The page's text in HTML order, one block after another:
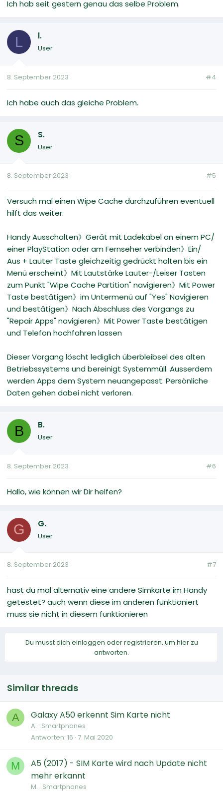
Ich hab seit gestern genau das selbe Problem.
L l.
User
8. September 2023 #4
Ich habe auch das gleiche Problem.
S S.
User
8. September 2023 #5
Versuch mal einen Wipe Cache durchzuführen eventuell
hilft das weiter:
Handy Ausschalten》Gerät mit Ladekabel an einem PC/
einer PlayStation oder am Fernseher verbinden》Ein/
Aus + Lauter Taste gleichzeitig gedrückt halten bis ein
Menü erscheint》Mit Lautstärke Lauter-/Leiser Tasten
zum Punkt "Wipe Cache Partition" navigieren》Mit Power
Taste bestätigen》im Untermenü auf "Yes" Navigieren
und bestätigen》Nach Abschluss des Vorgangs zu
"Repair Apps" navigieren》Mit Power Taste bestätigen
und Telefon hochfahren lassen
Dieser Vorgang löscht lediglich überbleibsel des alten
Betriebssystems und bereinigt Systemmüll. Ausserdem
werden Apps dem System neuangepasst. Persönliche
Daten gehen dabei nicht verloren.
B B.
User
8. September 2023 #6
Hallo, wie können wir Dir helfen?
G G.
User
8. September 2023 #7
hast du mal alternativ eine andere Simkarte im Handy
getestet? auch wenn diese im anderen funktioniert
muss sie nicht in diesem funktionieren
Du musst dich einloggen oder registrieren, um hier zu
antworten.
Similar threads
A Galaxy A50 erkennt Sim Karte nicht
A. Smartphones
Antworten 16 7. Mai 2020
M
A5 (2017) - SIM Karte wird nach Update nicht
mehr erkannt
M. Smartphones